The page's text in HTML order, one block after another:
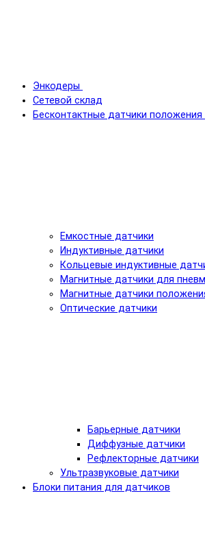
Энкодеры
Сетевой склад
Бесконтактные датчики
Емкостные датчики
Индуктивные датчики
Кольцевые индуктивные
Магнитные датчики для
Магнитные датчики
Оптические датчики
Барьерные датчики
Диффузные датчики
Рефлекторные датчики
Ультразвуковые датчики
Блоки питания для датчиков